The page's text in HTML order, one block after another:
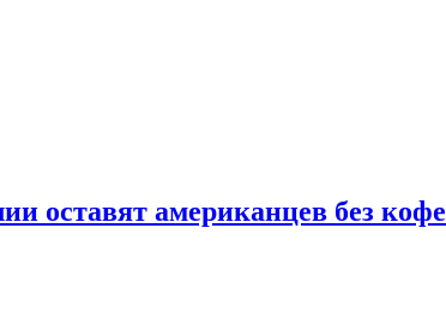
оставят американцев без кофе